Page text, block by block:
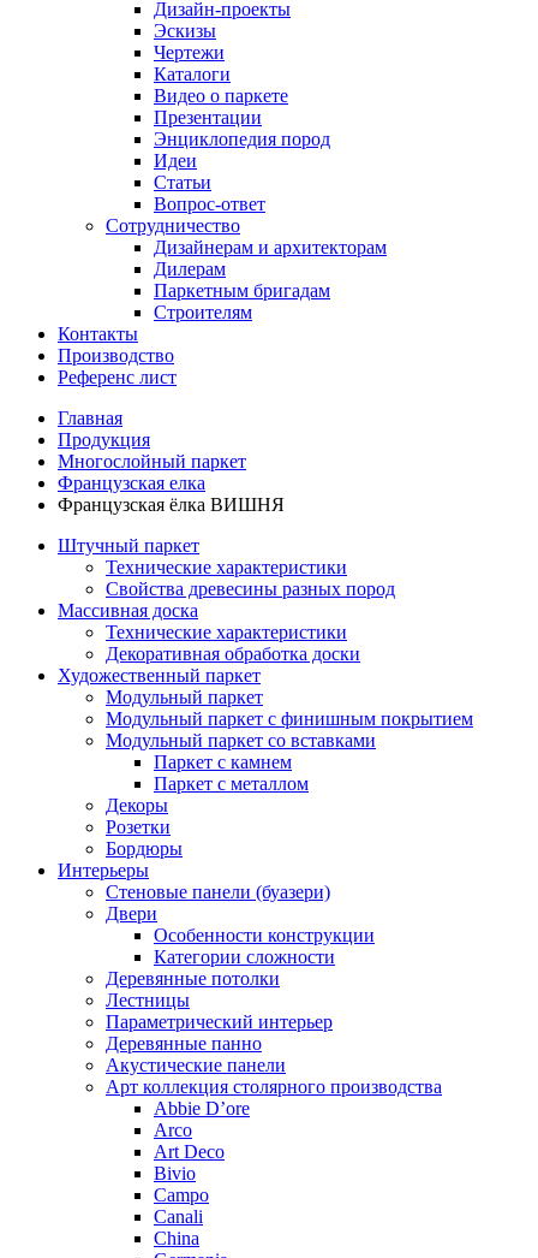
Дизайн-проекты
Эскизы
Чертежи
Каталоги
Видео о паркете
Презентации
Энциклопедия пород
Идеи
Статьи
Вопрос-ответ
Сотрудничество
Дизайнерам и архитекторам
Дилерам
Паркетным бригадам
Строителям
Контакты
Производство
Референс лист
Главная
Продукция
Многослойный паркет
Французская елка
Французская ёлка ВИШНЯ
Штучный паркет
Технические характеристики
Свойства древесины разных пород
Массивная доска
Технические характеристики
Декоративная обработка доски
Художественный паркет
Модульный паркет
Модульный паркет с финишным покрытием
Модульный паркет со вставками
Паркет с камнем
Паркет с металлом
Декоры
Розетки
Бордюры
Интерьеры
Стеновые панели (буазери)
Двери
Особенности конструкции
Категории сложности
Деревянные потолки
Лестницы
Параметрический интерьер
Деревянные панно
Акустические панели
Арт коллекция столярного производства
Abbie D’ore
Arco
Art Deco
Bivio
Campo
Canali
China